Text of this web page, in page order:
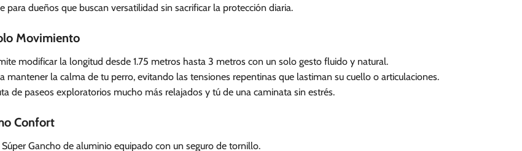
para dueños que buscan versatilidad sin sacrificar la protección diaria.
Movimiento
modificar la longitud desde 1.75 metros hasta 3 metros con un solo gesto fluido y natural.
mantener la calma de tu perro, evitando las tensiones repentinas que lastiman su cuello o articulaciones.
de paseos exploratorios mucho más relajados y tú de una caminata sin estrés.
Confort
Gancho de aluminio equipado con un seguro de tornillo.